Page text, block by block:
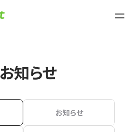
お知らせ
お知らせ